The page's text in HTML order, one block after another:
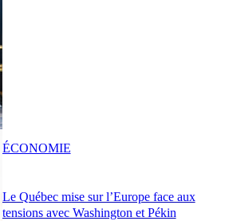
Le Québec mise sur l’Europe face aux
tensions avec Washington et Pékin
ÉCONOMIE